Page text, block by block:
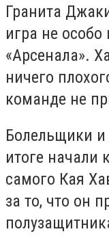
Гранита
игра не
«Арсенала».
ничего
команде не
Болельщики и
итоге начали
самого Кая
за то, что он